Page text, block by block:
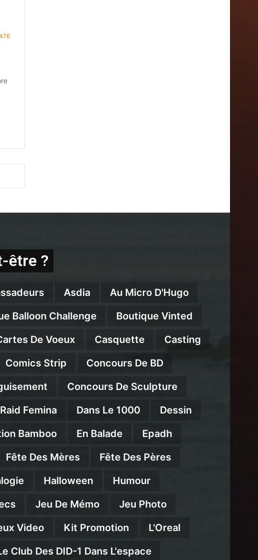
être ?
Asdia
Au Micro D'Hugo
Balloon Challenge
Boutique Vinted
De Voeux Casquette
Casting
Comics Strip
Concours De BD
Concours De Sculpture
Femina Dans Le 1000
Dessin
Bamboo En Balade
Epadh
Fête Des Mères
Fête Des Pères
Halloween
Humour
Jeu De Mémo
Jeu Photo
Video Kit Promotion
L'Oreal
Club Des DID-1 Dans L'espace